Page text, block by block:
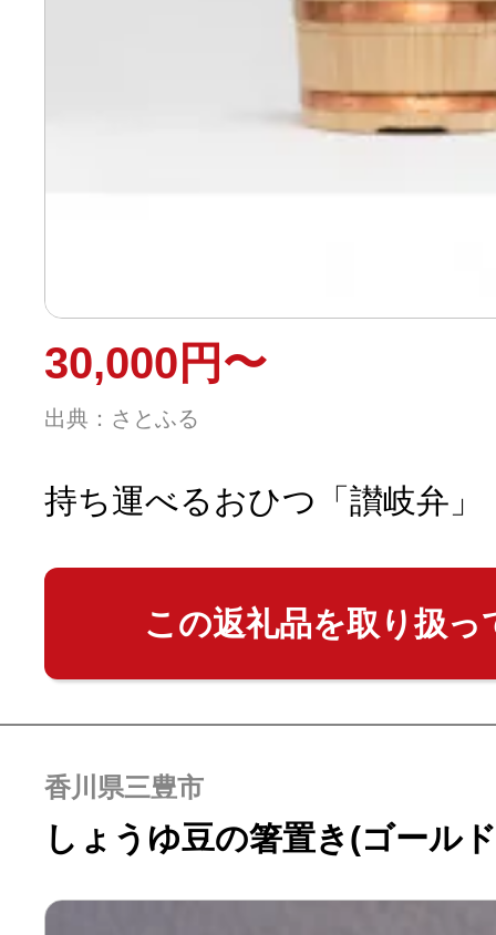
30,000円〜
出典：さとふる
持ち運べるおひつ「讃岐弁」
この返礼品を取り扱っ
香川県三豊市
しょうゆ豆の箸置き(ゴール